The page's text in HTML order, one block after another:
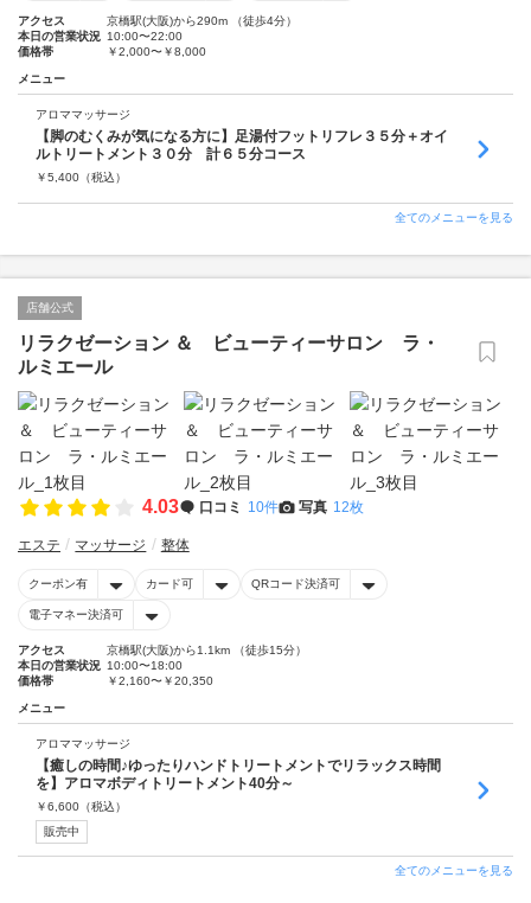
アクセス
京橋駅(大阪)から290m （徒歩4分）
本日の営業状況 10:00〜22:00
価格帯
￥2,000〜￥8,000
メニュー
アロママッサージ
【脚のむくみが気になる方に】足湯付フットリフレ３５分＋オイ
ルトリートメント３０分 計６５分コース
￥5,400 （税込）
全てのメニューを見る
店舗公式
リラクゼーション ＆ ビューティーサロン ラ・
ルミエール
4.03 口コミ 10件 写真 12枚
エステ マッサージ 整体
クーポン有 カード可 QRコード決済可
電子マネー決済可
アクセス
京橋駅(大阪)から1.1km （徒歩15分）
本日の営業状況 10:00〜18:00
価格帯
￥2,160〜￥20,350
メニュー
アロママッサージ
【癒しの時間♪ゆったりハンドトリートメントでリラックス時間
を】アロマボディトリートメント40分～
￥6,600 （税込）
販売中
全てのメニューを見る